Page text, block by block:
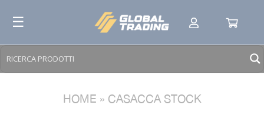
content
☰
HOME » CASACCA STOCK